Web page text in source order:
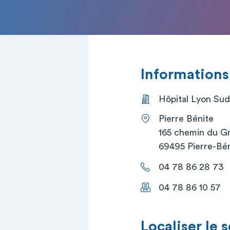
Hôpital Lyon
Pierre Bénite
165 chemin du
69495 Pierre-
04 78 86 28 73
04 78 86 10 57
Localiser le